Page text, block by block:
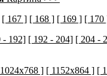
[ 167 ] [ 168 ] [ 169 ] [ 170
- 192] [ 192 - 204] [ 204 -
] [ 1152x864 ] [